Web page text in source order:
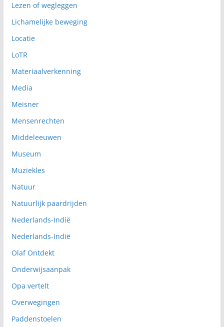
Lezen of wegleggen
Lichamelijke beweging
Locatie
LoTR
Materiaalverkenning
Media
Meisner
Mensenrechten
Middeleeuwen
Museum
Muziekles
Natuur
Natuurlijk paardrijden
Nederlands-Indië
Nederlands-Indië
Olaf Ontdekt
Onderwijsaanpak
Opa vertelt
Overwegingen
Paddenstoelen